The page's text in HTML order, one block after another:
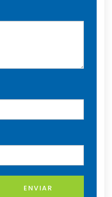
ENVIAR